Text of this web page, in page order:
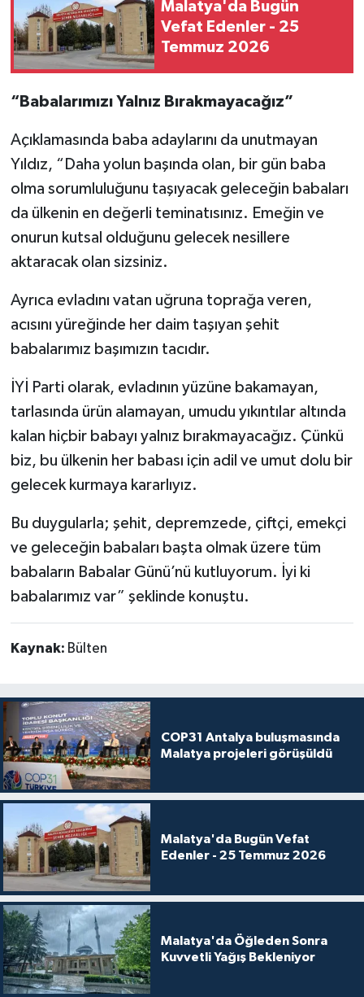
Malatya'da Bugün
Vefat Edenler - 25
Temmuz 2026
“Babalarımızı Yalnız Bırakmayacağız”
Açıklamasında baba adaylarını da unutmayan
Yıldız, “Daha yolun başında olan, bir gün baba
olma sorumluluğunu taşıyacak geleceğin babaları
da ülkenin en değerli teminatısınız. Emeğin ve
onurun kutsal olduğunu gelecek nesillere
aktaracak olan sizsiniz.
Ayrıca evladını vatan uğruna toprağa veren,
acısını yüreğinde her daim taşıyan şehit
babalarımız başımızın tacıdır.
İYİ Parti olarak, evladının yüzüne bakamayan,
tarlasında ürün alamayan, umudu yıkıntılar altında
kalan hiçbir babayı yalnız bırakmayacağız. Çünkü
biz, bu ülkenin her babası için adil ve umut dolu bir
gelecek kurmaya kararlıyız.
Bu duygularla; şehit, depremzede, çiftçi, emekçi
ve geleceğin babaları başta olmak üzere tüm
babaların Babalar Günü’nü kutluyorum. İyi ki
babalarımız var” şeklinde konuştu.
Kaynak: Bülten
COP31 Antalya buluşmasında
Malatya projeleri görüşüldü
Malatya'da Bugün Vefat
Edenler - 25 Temmuz 2026
Malatya'da Öğleden Sonra
Kuvvetli Yağış Bekleniyor